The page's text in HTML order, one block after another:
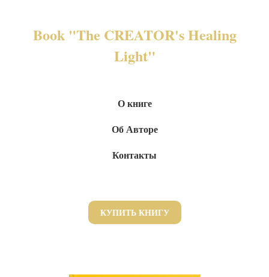
Book "The CREATOR's Healing
Light"
О книге
Об Авторе
Контакты
КУПИТЬ КНИГУ